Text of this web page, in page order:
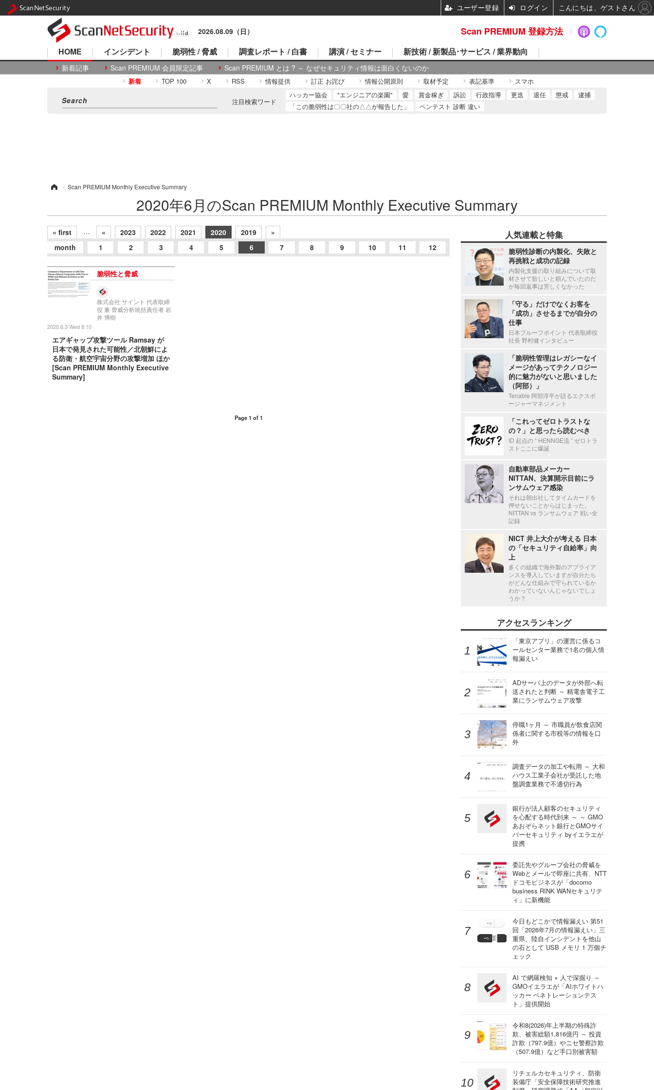
2026.08.09（日）
HOME
新着記事 Scan PREMIUM 会員限定記事 Scan PREMIUM とは ? ～ なぜセキュリティ情報は面白くないのか
インシデント 脆弱性 / 脅威 調査レポート / 白書 講演 / セミナー 新技術 / 新製品･サービス / 業界動向
新着 TOP 100 X RSS 情報提供 訂正 お詫び 情報公開原則 取材予定 表記基準 スマホ
注目検索ワード
ハッカー協会 "エンジニアの楽園" 愛 賞金稼ぎ 訴訟 行政指導 更迭 退任 懲戒
逮捕
「この脆弱性は〇〇社の△△が報告した」
ペンテスト 診断 違い
› Scan PREMIUM Monthly Executive Summary
2020年6月のScan PREMIUM Monthly Executive Summary
« first … « 2023 2022 2021 2020 2019
»
month
1 2 3 4 5 6 7 8 9 10 11 12
脆弱性と脅威
株式会社 サイント 代表取締
役 兼 脅威分析統括責任者 岩
井 博樹
2020.6.3 Wed 8:10
エアギャップ攻撃ツール Ramsay が
日本で発見された可能性／北朝鮮によ
る防衛・航空宇宙分野の攻撃増加 ほか
[Scan PREMIUM Monthly Executive
Summary]
Page 1 of 1
人気連載と特集
脆弱性診断の内製化、失敗と
再挑戦と成功の記録
内製化支援の取り組みについて取
材させて欲しいと頼んでいたのだ
が毎回返事は芳しくなかった
「守る」だけでなくお客を
「成功」させるまでが自分の
仕事
日本プルーフポイント 代表取締役
社長 野村健インタビュー
「脆弱性管理はレガシーなイ
メージがあってテクノロジー
的に魅力がないと思いました
（阿部）」
Tenable 阿部淳平が語るエクスポ
ージャーマネジメント
「これってゼロトラストな
の？」と思ったら読むべき
ID 起点の “ HENNGE流 ” ゼロトラ
ストここに爆誕
自動車部品メーカー
NITTAN、決算開示目前にラ
ンサムウェア感染
それは朝出社してタイムカードを
押せないことからはじまった。
NITTAN vs ランサムウェア 戦い全
記録
NICT 井上大介が考える 日本
の「セキュリティ自給率」向
上
多くの組織で海外製のアプライア
ンスを導入していますが自分たち
がどんな仕組みで守られているか
わかっていないんじゃないでしょ
うか？
アクセスランキング
「東京アプリ」の運営に係るコ
ールセンター業務で1名の個人情
報漏えい
ADサーバ上のデータが外部へ転
送されたと判断 ～ 精電舎電子工
業にランサムウェア攻撃
停職1ヶ月 ～ 市職員が飲食店関
係者に関する市税等の情報を口
外
調査データの加工や転用 ～ 大和
ハウス工業子会社が受託した地
盤調査業務で不適切行為
銀行が法人顧客のセキュリティ
を心配する時代到来 ～ ～ GMO
あおぞらネット銀行とGMOサイ
バーセキュリティ byイエラエが
提携
委託先やグループ会社の脅威を
Webとメールで即座に共有、NTT
ドコモビジネスが「docomo
business RINK WANセキュリテ
ィ」に新機能
今日もどこかで情報漏えい 第51
回「2026年7月の情報漏えい」三
重県、陸自インシデントを他山
の石として USB メモリ 1 万個チ
ェック
AI で網羅検知 × 人で深掘り ～
GMOイエラエが「AIホワイトハ
ッカー ペネトレーションテス
ト」提供開始
令和8(2026)年上半期の特殊詐
欺、被害総額1,816億円 ～ 投資
詐欺（797.9億）やニセ警察詐欺
（507.9億）など手口別被害額
リチェルカセキュリティ、防衛
装備庁「安全保障技術研究推進
Scan PREMIUM 登録方法
ScanNetSecurity ユーザー登録 ログイン こんにちは、ゲストさん